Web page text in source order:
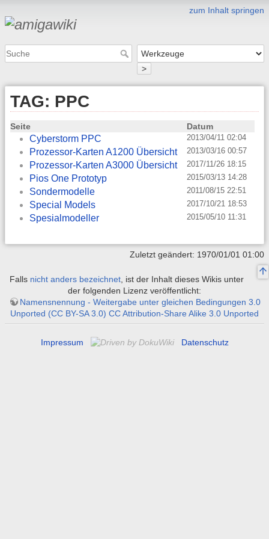
zum Inhalt springen
>
TAG: PPC
Seite Datum
Cyberstorm PPC 2013/04/11 02:04
Prozessor-Karten A1200 Übersicht 2013/03/16 00:57
Prozessor-Karten A3000 Übersicht 2017/11/26 18:15
Pios One Prototyp 2015/03/13 14:28
Sondermodelle 2011/08/15 22:51
Special Models 2017/10/21 18:53
Spesialmodeller 2015/05/10 11:31
Zuletzt geändert: 1970/01/01 01:00
Falls nicht anders bezeichnet , ist der Inhalt dieses Wikis unter
der folgenden Lizenz veröffentlicht:
Namensnennung - Weitergabe unter gleichen Bedingungen 3.0
Unported (CC BY-SA 3.0) CC Attribution-Share Alike 3.0 Unported
Impressum Datenschutz